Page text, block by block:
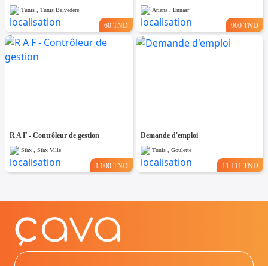
Tunis , Tunis Belvedere
60 TND
Ariana , Ennasr
900 TND
R A F - Contrôleur de gestion
Sfax , Sfax Ville
1.000 TND
Demande d'emploi
Tunis , Goulette
11.111 TND